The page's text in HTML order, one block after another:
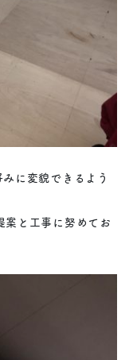
に変貌できるよう
案と工事に努めてお